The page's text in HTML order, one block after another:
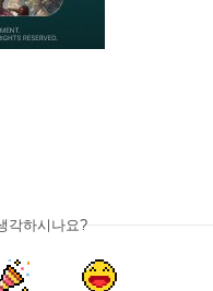
각하시나요?